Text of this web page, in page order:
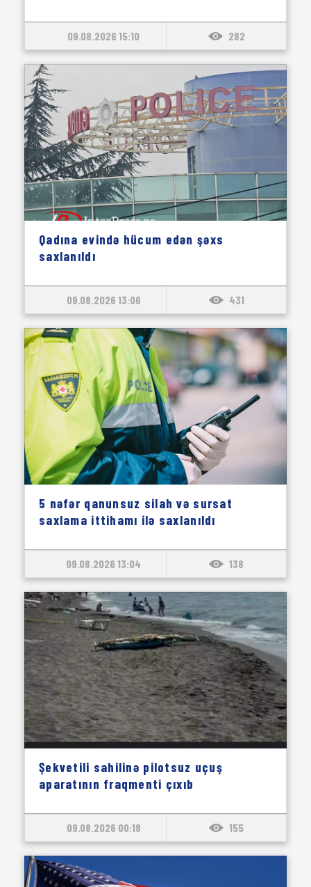
09.08.2026 15:10 282
Qadına evində hücum edən şəxs
saxlanıldı
09.08.2026 13:06 431
5 nəfər qanunsuz silah və sursat
saxlama ittihamı ilə saxlanıldı
09.08.2026 13:04 138
Şekvetili sahilinə pilotsuz uçuş
aparatının fraqmenti çıxıb
09.08.2026 00:18 155